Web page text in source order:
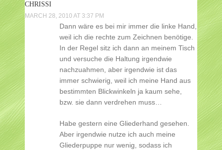
CHRISSI
MARCH 28, 2010 AT 3:37 PM
Dann wäre es bei mir immer die linke Hand,
weil ich die rechte zum Zeichnen benötige.
In der Regel sitz ich dann an meinem Tisch
und versuche die Haltung irgendwie
nachzuahmen, aber irgendwie ist das
immer schwierig, weil ich meine Hand aus
bestimmten Blickwinkeln ja kaum sehe,
bzw. sie dann verdrehen muss…
Habe gestern eine Gliederhand gesehen.
Aber irgendwie nutze ich auch meine
Gliederpuppe nur wenig, sodass ich